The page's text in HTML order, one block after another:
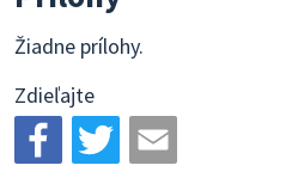
Žiadne prílohy.
Zdieľajte